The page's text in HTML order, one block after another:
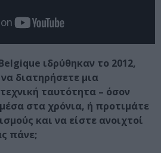
ιδρύθηκαν το 2012,
διατηρήσετε μια
ταυτότητα – όσον
στα χρόνια, ή προτιμάτε
και να είστε ανοιχτοί
πάνε;